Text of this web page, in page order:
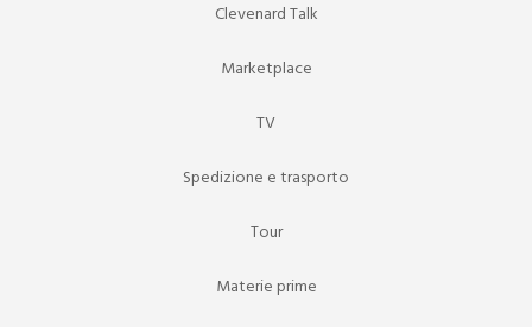
Clevenard Talk
Marketplace
TV
Spedizione e trasporto
Tour
Materie prime